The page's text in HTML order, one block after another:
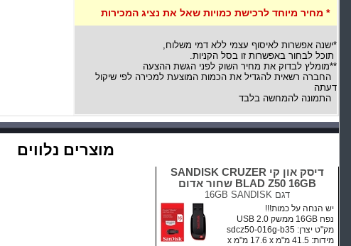
* מחיר מיוחד לרכישת כמויות שאל את נציג המכירות
*ישנה אפשרות לאיסוף עצמי ללא דמי משלוח,
תוכל לבחור באפשרות זו בסל הקניות.
**מומלץ לבדוק את מחיר השוק לפני הגשת ההצעה
החברה רשאית להגדיל את הכמות המוצעת למכירה לפי שיקול
דעתה
התמונה להמחשה בלבד
מוצרים נלווים
דיסק און קי SANDISK CRUZER
BLAD Z50 16GB שחור אדום
דגם 16GB SANDISK
יש הנחה על כמות!!!
נפח 16GB ממשק USB 2.0
מק"ט יצרן: sdcz50-016g-b35
מידות: ‏41.5 מ"מ x ‏17.6 מ"מ x